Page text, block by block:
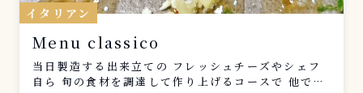
イタリアン
Menu classico
当日製造する出来立ての フレッシュチーズやシェフ
自ら 旬の食材を調達して作り上げるコースで 他では